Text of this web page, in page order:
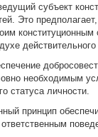
субъект
Это
необходимым
статуса личности.
принцип